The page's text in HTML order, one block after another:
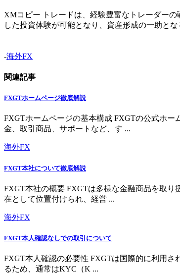
XMコピー トレードは、経験豊富なトレーダー
した投資体験が可能となり、資産形成の一助とな
-海外FX
関連記事
FXGTホームページ徹底解説
FXGTホームページの基本構成 FXGTの公式ホ
金、取引商品、サポートなど、す ...
海外FX
FXGT本社について徹底解説
FXGT本社の概要 FXGTは多様な金融商品を取
在として位置付けられ、経営 ...
海外FX
FXGT本人確認なしでの取引について
FXGT本人確認の必要性 FXGTは国際的に利用
るため、通常はKYC（K ...